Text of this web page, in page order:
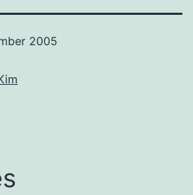
2005